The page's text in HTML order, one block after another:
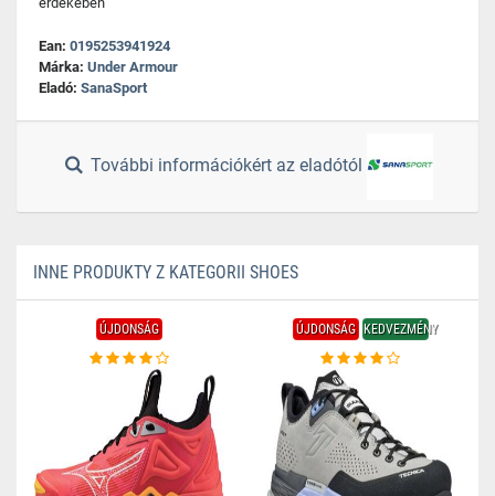
Ean: 0195253941924
Márka: Under Armour
Eladó: SanaSport
További információkért az eladótól
INNE PRODUKTY Z KATEGORII SHOES
ÚJDONSÁG ÚJDONSÁG KEDVEZMÉNY